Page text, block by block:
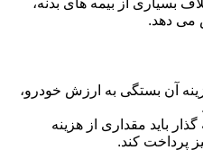
می دهد.
آن بستگی به ارزش خودرو،
باید مقداری از هزینه
پرداخت کند.